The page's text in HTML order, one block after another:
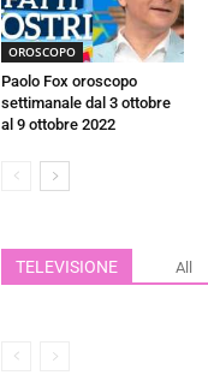
OROSCOPO
Paolo Fox oroscopo
settimanale dal 3 ottobre
al 9 ottobre 2022
TELEVISIONE All